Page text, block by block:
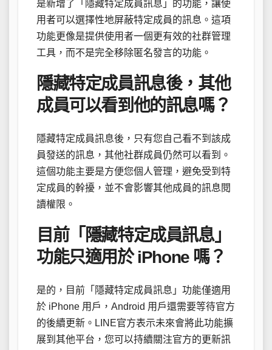
是新增了「隱藏特定成員訊息」的功能，讓使
用者可以選擇性地屏蔽特定成員的訊息。這項
功能更像是提供使用者一個更有效的社群管理
工具，而不是完全移除匿名發言的功能。
隱藏特定成員訊息後，其他
成員可以看到他的訊息嗎？
隱藏特定成員訊息後，只有您自己看不到該成
員發送的訊息，其他社群成員仍然可以看到。
這個功能主要是方便您個人管理，避免受到特
定成員的幹擾，並不會影響其他成員的訊息閱
讀權限。
目前「隱藏特定成員訊息」
功能只適用於 iPhone 嗎？
是的，目前「隱藏特定成員訊息」功能僅適用
於 iPhone 用戶，Android 用戶還需要等待官方
的後續更新。LINE官方表示未來會將此功能擴
展到其他平台，您可以持續關注官方的更新訊